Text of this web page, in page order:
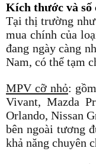
Kích thước và số
Tại thị trường
mua chính của
đang ngày càng
Nam, có thể tạm
MPV cỡ nhỏ:
Vivant, Mazda
Orlando, Nissan
bên ngoài tương
khả năng chuyên